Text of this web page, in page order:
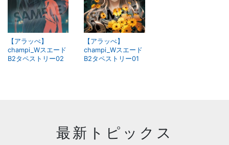
【アラッぺ】
champi_Wスエード
B2タペストリー02
【アラッぺ】
champi_Wスエード
B2タペストリー01
最新トピックス